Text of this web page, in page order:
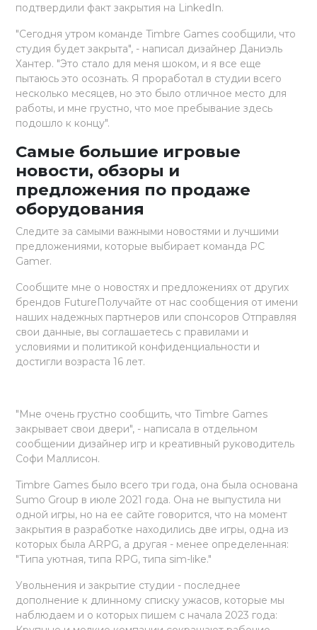
подтвердили факт закрытия на LinkedIn.
"Сегодня утром команде Timbre Games сообщили, что
студия будет закрыта", - написал дизайнер Даниэль
Хантер. "Это стало для меня шоком, и я все еще
пытаюсь это осознать. Я проработал в студии всего
несколько месяцев, но это было отличное место для
работы, и мне грустно, что мое пребывание здесь
подошло к концу".
Самые большие игровые
новости, обзоры и
предложения по продаже
оборудования
Следите за самыми важными новостями и лучшими
предложениями, которые выбирает команда PC
Gamer.
Сообщите мне о новостях и предложениях от других
брендов FutureПолучайте от нас сообщения от имени
наших надежных партнеров или спонсоров Отправляя
свои данные, вы соглашаетесь с правилами и
условиями и политикой конфиденциальности и
достигли возраста 16 лет.
"Мне очень грустно сообщить, что Timbre Games
закрывает свои двери", - написала в отдельном
сообщении дизайнер игр и креативный руководитель
Софи Маллисон.
Timbre Games было всего три года, она была основана
Sumo Group в июле 2021 года. Она не выпустила ни
одной игры, но на ее сайте говорится, что на момент
закрытия в разработке находились две игры, одна из
которых была ARPG, а другая - менее определенная:
"Типа уютная, типа RPG, типа sim-like."
Увольнения и закрытие студии - последнее
дополнение к длинному списку ужасов, которые мы
наблюдаем и о которых пишем с начала 2023 года: